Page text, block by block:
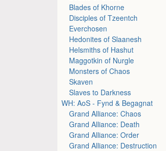
Blades of Khorne
Disciples of Tzeentch
Everchosen
Hedonites of Slaanesh
Helsmiths of Hashut
Maggotkin of Nurgle
Monsters of Chaos
Skaven
Slaves to Darkness
WH: AoS - Fynd & Begagnat
Grand Alliance: Chaos
Grand Alliance: Death
Grand Alliance: Order
Grand Alliance: Destruction